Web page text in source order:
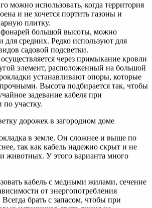
можно использовать, когда территория
и не хочется портить газоны и
плитку.
большой высоты, можно
для средних. Редко используют для
садовой подсветки.
через примыкание кровли
элемент, расположенный на большой
устанавливают опоры, которые
Высота подбирается так, чтобы
задевание кабеля при
участку.
в земле. Он сложнее и выше по
так как кабель надежно скрыт и не
животных. У этого варианта много
кабель с медными жилами, сечение
от энергопотребления
брать с запасом, чтобы при